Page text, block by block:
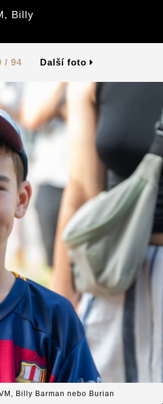
Billy
/ 94 Další foto
Billy Barman nebo Burian